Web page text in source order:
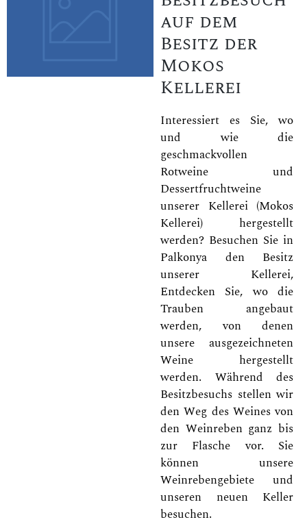
auf dem
Besitz der
Mokos
Kellerei
Interessiert es Sie, wo
und wie die
geschmackvollen
Rotweine und
Dessertfruchtweine
unserer Kellerei (Mokos
Kellerei) hergestellt
werden? Besuchen Sie in
Palkonya den Besitz
unserer Kellerei,
Entdecken Sie, wo die
Trauben angebaut
werden, von denen
unsere ausgezeichneten
Weine hergestellt
werden. Während des
Besitzbesuchs stellen wir
den Weg des Weines von
den Weinreben ganz bis
zur Flasche vor. Sie
können unsere
Weinrebengebiete und
unseren neuen Keller
besuchen.